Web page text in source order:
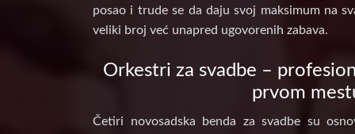
posao i trude se da daju svoj maksimum na
veliki broj već unapred ugovorenih zabava.
Orkestri za svadbe –
prvom
Četiri novosadska benda za svadbe su